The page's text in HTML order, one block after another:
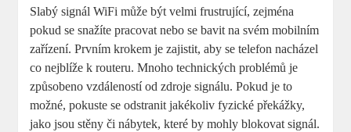
Slabý signál WiFi může být velmi frustrující, zejména
pokud se snažíte pracovat nebo se bavit na svém mobilním
zařízení. Prvním krokem je zajistit, aby se telefon nacházel
co nejblíže k routeru. Mnoho technických problémů je
způsobeno vzdáleností od zdroje signálu. Pokud je to
možné, pokuste se odstranit jakékoliv fyzické překážky,
jako jsou stěny či nábytek, které by mohly blokovat signál.